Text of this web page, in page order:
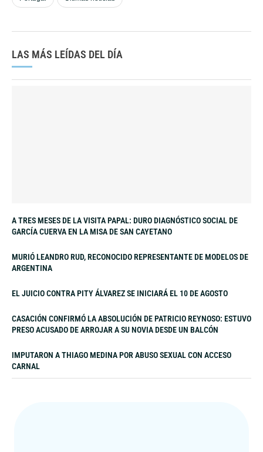
LAS MÁS LEÍDAS DEL DÍA
A TRES MESES DE LA VISITA PAPAL: DURO DIAGNÓSTICO SOCIAL DE
GARCÍA CUERVA EN LA MISA DE SAN CAYETANO
MURIÓ LEANDRO RUD, RECONOCIDO REPRESENTANTE DE MODELOS DE
ARGENTINA
EL JUICIO CONTRA PITY ÁLVAREZ SE INICIARÁ EL 10 DE AGOSTO
CASACIÓN CONFIRMÓ LA ABSOLUCIÓN DE PATRICIO REYNOSO: ESTUVO
PRESO ACUSADO DE ARROJAR A SU NOVIA DESDE UN BALCÓN
IMPUTARON A THIAGO MEDINA POR ABUSO SEXUAL CON ACCESO
CARNAL